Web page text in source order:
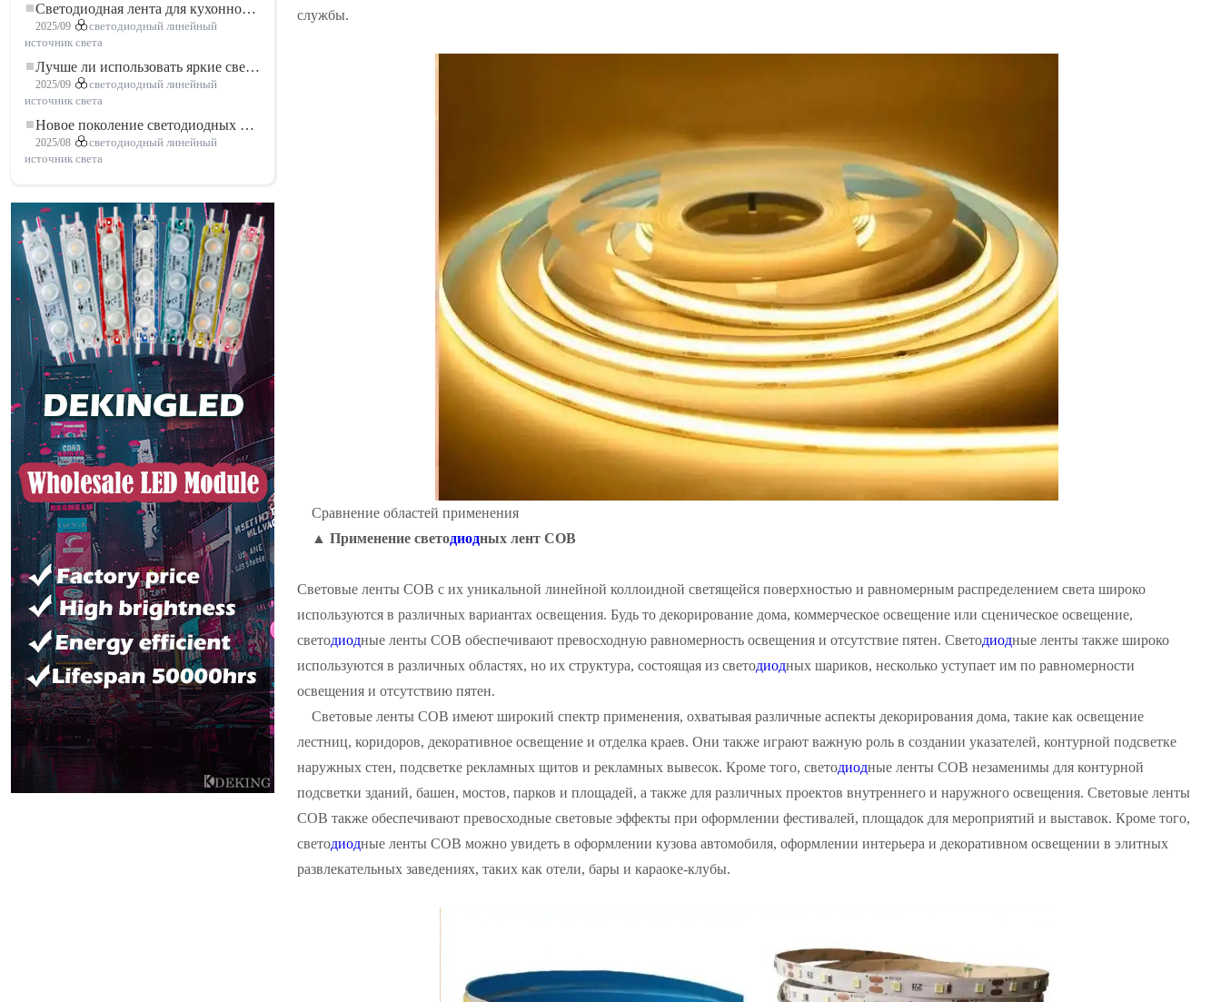
Светодиодная лента для кухонного шкафа: сенсорная светодиодная лента COB, которая меняет представление о домашнем и коммерческом освещении
2025/09
светодиодный линейный
источник света
Лучше ли использовать яркие светодиодные лампы?
2025/09
светодиодный линейный
источник света
Новое поколение светодиодных лент: свободная резка для неограниченных возможностей
2025/08
светодиодный линейный
источник света
службы.
Сравнение областей применения
▲ Применение светодиодных лент COB
Световые ленты COB с их уникальной линейной коллоидной светящейся поверхностью и равномерным распределением света широко
используются в различных вариантах освещения. Будь то декорирование дома, коммерческое освещение или сценическое освещение,
светодиодные ленты COB обеспечивают превосходную равномерность освещения и отсутствие пятен. Светодиодные ленты также широко
используются в различных областях, но их структура, состоящая из светодиодных шариков, несколько уступает им по равномерности
освещения и отсутствию пятен.
Световые ленты COB имеют широкий спектр применения, охватывая различные аспекты декорирования дома, такие как освещение
лестниц, коридоров, декоративное освещение и отделка краев. Они также играют важную роль в создании указателей, контурной подсветке
наружных стен, подсветке рекламных щитов и рекламных вывесок. Кроме того, светодиодные ленты COB незаменимы для контурной
подсветки зданий, башен, мостов, парков и площадей, а также для различных проектов внутреннего и наружного освещения. Световые ленты
COB также обеспечивают превосходные световые эффекты при оформлении фестивалей, площадок для мероприятий и выставок. Кроме того,
светодиодные ленты COB можно увидеть в оформлении кузова автомобиля, оформлении интерьера и декоративном освещении в элитных
развлекательных заведениях, таких как отели, бары и караоке-клубы.